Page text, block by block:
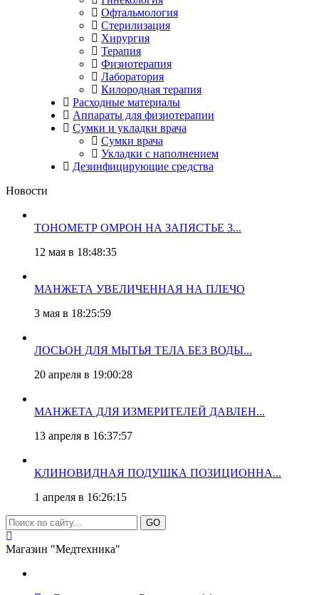
Офтальмология
Стерилизация
Хирургия
Терапия
Физиотерапия
Лаборатория
Килородная терапия
Расходные материалы
Аппараты для физиотерапии
Сумки и укладки врача
Сумки врача
Укладки с наполнением
Дезинфицирующие средства
Новости
ТОНОМЕТР ОМРОН НА ЗАПЯСТЬЕ 3...
12 мая в 18:48:35
МАНЖЕТА УВЕЛИЧЕННАЯ НА ПЛЕЧО
3 мая в 18:25:59
ЛОСЬОН ДЛЯ МЫТЬЯ ТЕЛА БЕЗ ВОДЫ...
20 апреля в 19:00:28
МАНЖЕТА ДЛЯ ИЗМЕРИТЕЛЕЙ ДАВЛЕН...
13 апреля в 16:37:57
КЛИНОВИДНАЯ ПОДУШКА ПОЗИЦИОННА...
1 апреля в 16:26:15
GO
Магазин "Медтехника"